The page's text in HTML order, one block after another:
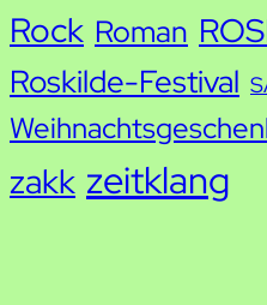
Rock Roman
Roskilde-Festival
zakk zeitklang